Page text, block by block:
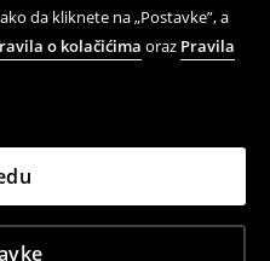
da kliknete na „Postavke”, a
o kolačićima oraz Pravila